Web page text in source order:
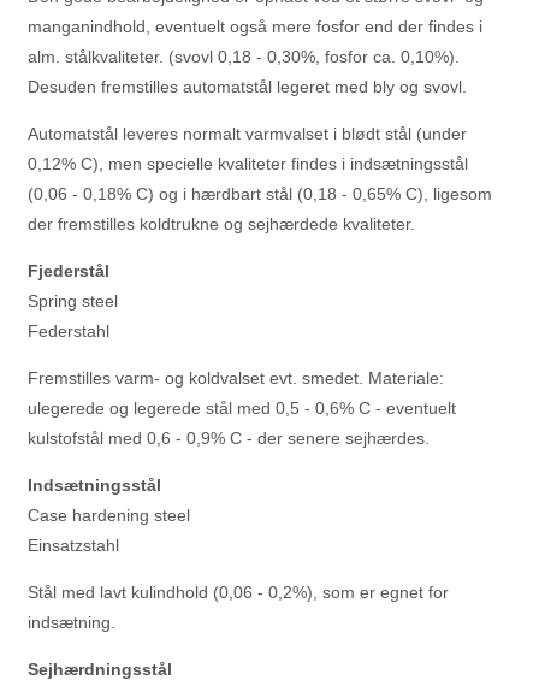
manganindhold, eventuelt også mere fosfor end der findes i
alm. stålkvaliteter. (svovl 0,18 - 0,30%, fosfor ca. 0,10%).
Desuden fremstilles automatstål legeret med bly og svovl.
Automatstål leveres normalt varmvalset i blødt stål (under
0,12% C), men specielle kvaliteter findes i indsætningsstål
(0,06 - 0,18% C) og i hærdbart stål (0,18 - 0,65% C), ligesom
der fremstilles koldtrukne og sejhærdede kvaliteter.
Fjederstål
Spring steel
Federstahl
Fremstilles varm- og koldvalset evt. smedet. Materiale:
ulegerede og legerede stål med 0,5 - 0,6% C - eventuelt
kulstofstål med 0,6 - 0,9% C - der senere sejhærdes.
Indsætningsstål
Case hardening steel
Einsatzstahl
Stål med lavt kulindhold (0,06 - 0,2%), som er egnet for
indsætning.
Sejhærdningsstål